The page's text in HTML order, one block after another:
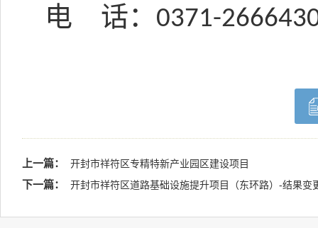
电
话： 0371-
上一篇： 开封市祥符区专精特新产业园区建设项目
下一篇： 开封市祥符区道路基础设施提升项目（东环路）-结果变